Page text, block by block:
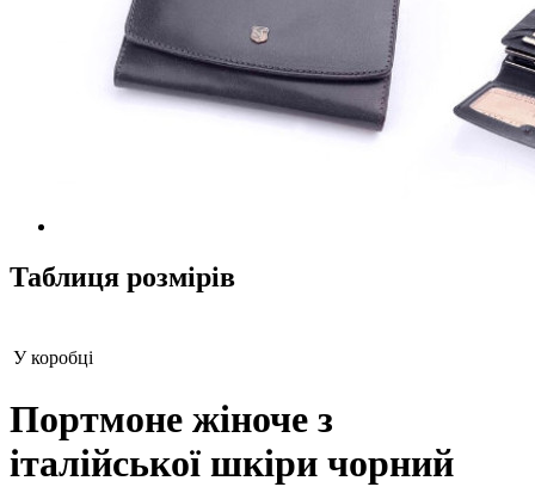
Таблиця розмірів
У коробці
Портмоне жіноче з
італійської шкіри чорний